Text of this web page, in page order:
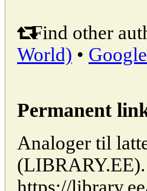
Find other
World) • Google
Permanent
Analoger til